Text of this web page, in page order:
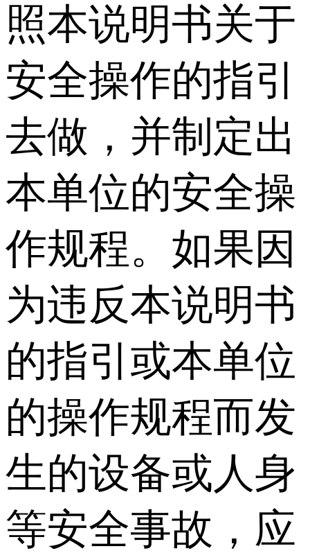
照本说明书关于
安全操作的指引
去做，并制定出
本单位的安全操
作规程。如果因
为违反本说明书
的指引或本单位
的操作规程而发
生的设备或人身
等安全事故，应